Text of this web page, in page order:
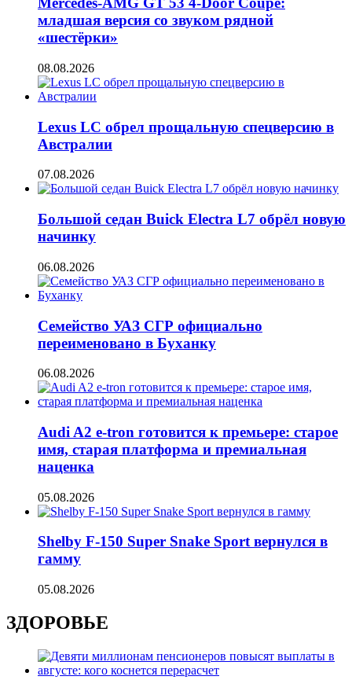
младшая версия со звуком рядной
«шестёрки»
08.08.2026
Lexus LC обрел прощальную спецверсию в
Австралии
07.08.2026
Большой седан Buick Electra L7 обрёл новую
начинку
06.08.2026
Семейство УАЗ СГР официально
переименовано в Буханку
06.08.2026
Audi A2 e-tron готовится к премьере: старое
имя, старая платформа и премиальная
наценка
05.08.2026
Shelby F-150 Super Snake Sport вернулся в
гамму
05.08.2026
ЗДОРОВЬЕ